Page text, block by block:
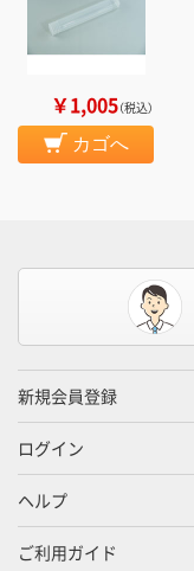
￥1,005（税込）
カゴへ
新規会員登録
ログイン
ヘルプ
ご利用ガイド